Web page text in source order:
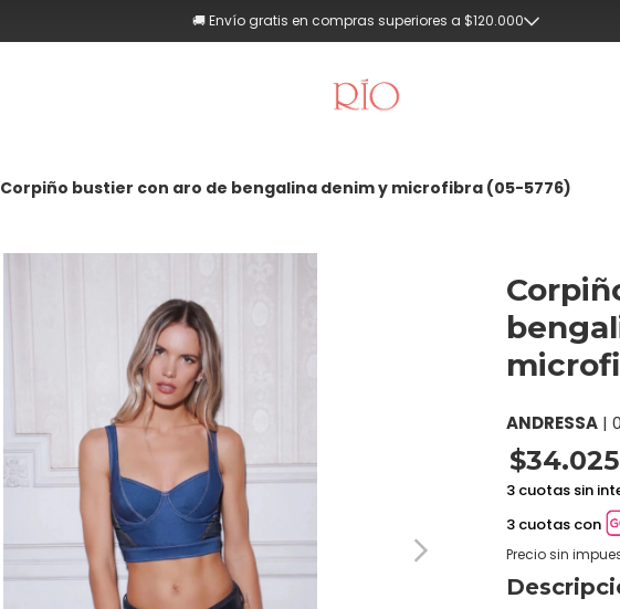
🚚 Envío gratis en compras superiores a $120.000
Corpiño bustier con aro de bengalina denim y microfibra (05-5776)
ANDRESSA |
$34.025
3 cuotas sin
3 cuotas con
Precio sin